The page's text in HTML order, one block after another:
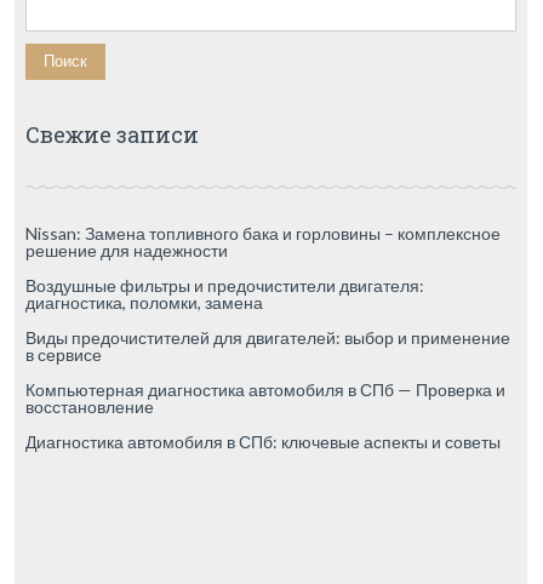
Свежие записи
Nissan: Замена топливного бака и горловины – комплексное
решение для надежности
Воздушные фильтры и предочистители двигателя:
диагностика, поломки, замена
Виды предочистителей для двигателей: выбор и применение
в сервисе
Компьютерная диагностика автомобиля в СПб — Проверка и
восстановление
Диагностика автомобиля в СПб: ключевые аспекты и советы